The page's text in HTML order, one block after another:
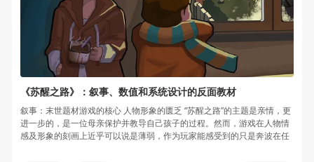
《苏醒之路》：叙事、数值和系统设计的反面教材
叙事：末世题材游戏的核心 人物形象的匮乏 “苏醒之路”的主题是亲情，更
进一步的，是一位母亲保护并教导自己孩子的过程。然而，游戏在人物情
感及形象的刻画上近乎可以说是薄弱，作为玩家能感受到的只是奔波在任